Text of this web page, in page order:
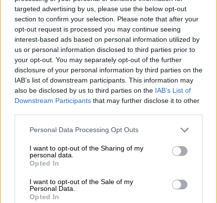
targeted advertising by us, please use the below opt-out
section to confirm your selection. Please note that after your
opt-out request is processed you may continue seeing
interest-based ads based on personal information utilized by
us or personal information disclosed to third parties prior to
your opt-out. You may separately opt-out of the further
disclosure of your personal information by third parties on the
IAB’s list of downstream participants. This information may
also be disclosed by us to third parties on the IAB’s List of
Downstream Participants that may further disclose it to other
Please note that this website/app uses one or more Google
not limited to your visit or usage behaviour. You may click to
grant or deny consent to Google and its third-party tags to
use your data for below specified purposes in below Google
consent section.
Personal Data Processing Opt Outs
I want to opt-out of the Sharing of my
personal data.
Opted In
I want to opt-out of the Sale of my
Personal Data.
Opted In
γεμάτης Ζενίτ του Τσάβι Πασκουάλ που
βρίσκεται στο 8-4.
ΔΙΑΒΑΣΤΕ ΕΠΙΣΗΣ
Αθλητισμός|25.11.2021 22:45
Προκριματικά Μουντομπάσκετ:
Ξεκίνημα με ήττα απ' τη Μεγάλη
Βρετανία η Εθνική!
Αθλητισμός|25.11.2021 17:24
Χειρουργήθηκε στον αγκώνα ο
Στέφανος Τσιτσιπάς - Αισιόδοξος για
το Australian Open